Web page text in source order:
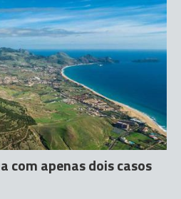
com apenas dois casos